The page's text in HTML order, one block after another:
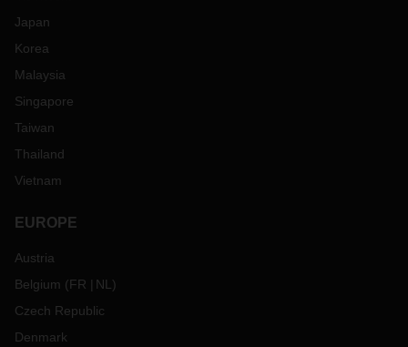
Japan
Korea
Malaysia
Singapore
Taiwan
Thailand
Vietnam
EUROPE
Austria
Belgium (FR NL )
Czech Republic
Denmark